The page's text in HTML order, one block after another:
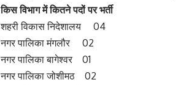
किस विभाग में कितने पदों पर भर्ती
शहरी विकास निदेशालय 04
नगर पालिका मंगलौर 02
नगर पालिका बागेश्वर 01
नगर पालिका जोशीमठ 02